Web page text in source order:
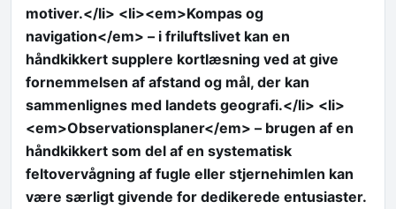
motiver.</li> <li><em>Kompas og
navigation</em> – i friluftslivet kan en
håndkikkert supplere kortlæsning ved at give
fornemmelsen af afstand og mål, der kan
sammenlignes med landets geografi.</li> <li>
<em>Observationsplaner</em> – brugen af en
håndkikkert som del af en systematisk
feltovervågning af fugle eller stjernehimlen kan
være særligt givende for dedikerede entusiaster.